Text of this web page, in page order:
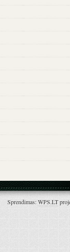
Sprendimas:WPS.LT